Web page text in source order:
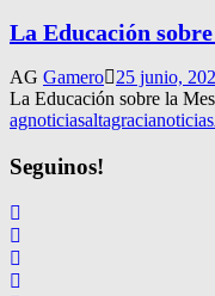
La Educación
AG Gamero 25 junio,
La Educación sobre la
agnoticiasaltagracianoticias
Seguinos!